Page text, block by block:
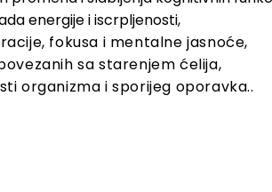
energije i iscrpljenosti,
fokusa i mentalne jasnoće,
sa starenjem ćelija,
organizma i sporijeg oporavka..